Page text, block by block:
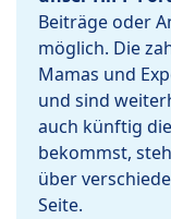
Beiträge oder
möglich. Die
Mamas und
und sind
auch künftig
bekommst,
über
Seite.